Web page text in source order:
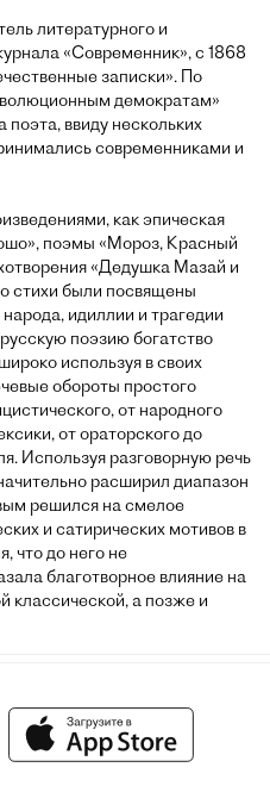
литературного и
«Современник», с 1868
записки». По
демократам»
ввиду нескольких
современниками и
как эпическая
поэмы «Мороз, Красный
«Дедушка Мазай и
стихи были посвящены
идиллии и трагедии
поэзию богатство
используя в своих
обороты простого
от народного
от ораторского до
Используя разговорную речь
расширил диапазон
решился на смелое
и сатирических мотивов в
что до него не
благотворное влияние на
классической, а позже и